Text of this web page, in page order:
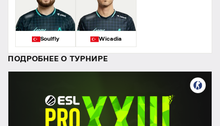
Soulfly Wicadia
ПОДРОБНЕЕ О ТУРНИРЕ